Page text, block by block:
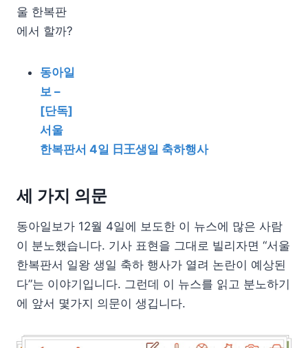
울 한복판
에서 할까?
동아일
보 –
[단독]
서울
한복판서 4일 日王생일 축하행사
세 가지 의문
동아일보가 12월 4일에 보도한 이 뉴스에 많은 사람
이 분노했습니다. 기사 표현을 그대로 빌리자면 “서울
한복판서 일왕 생일 축하 행사가 열려 논란이 예상된
다”는 이야기입니다. 그런데 이 뉴스를 읽고 분노하기
에 앞서 몇가지 의문이 생깁니다.